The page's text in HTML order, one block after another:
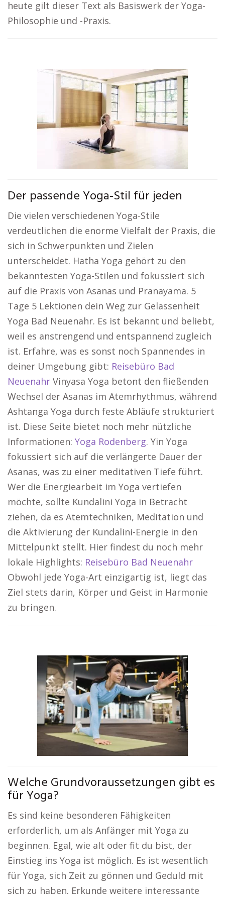
heute gilt dieser Text als Basiswerk der Yoga-
Philosophie und -Praxis.
Der passende Yoga-Stil für jeden
Die vielen verschiedenen Yoga-Stile
verdeutlichen die enorme Vielfalt der Praxis, die
sich in Schwerpunkten und Zielen
unterscheidet. Hatha Yoga gehört zu den
bekanntesten Yoga-Stilen und fokussiert sich
auf die Praxis von Asanas und Pranayama. 5
Tage 5 Lektionen dein Weg zur Gelassenheit
Yoga Bad Neuenahr. Es ist bekannt und beliebt,
weil es anstrengend und entspannend zugleich
ist. Erfahre, was es sonst noch Spannendes in
deiner Umgebung gibt: Reisebüro Bad
Neuenahr Vinyasa Yoga betont den fließenden
Wechsel der Asanas im Atemrhythmus, während
Ashtanga Yoga durch feste Abläufe strukturiert
ist. Diese Seite bietet noch mehr nützliche
Informationen: Yoga Rodenberg. Yin Yoga
fokussiert sich auf die verlängerte Dauer der
Asanas, was zu einer meditativen Tiefe führt.
Wer die Energiearbeit im Yoga vertiefen
möchte, sollte Kundalini Yoga in Betracht
ziehen, da es Atemtechniken, Meditation und
die Aktivierung der Kundalini-Energie in den
Mittelpunkt stellt. Hier findest du noch mehr
lokale Highlights: Reisebüro Bad Neuenahr
Obwohl jede Yoga-Art einzigartig ist, liegt das
Ziel stets darin, Körper und Geist in Harmonie
zu bringen.
Welche Grundvoraussetzungen gibt es
für Yoga?
Es sind keine besonderen Fähigkeiten
erforderlich, um als Anfänger mit Yoga zu
beginnen. Egal, wie alt oder fit du bist, der
Einstieg ins Yoga ist möglich. Es ist wesentlich
für Yoga, sich Zeit zu gönnen und Geduld mit
sich zu haben. Erkunde weitere interessante